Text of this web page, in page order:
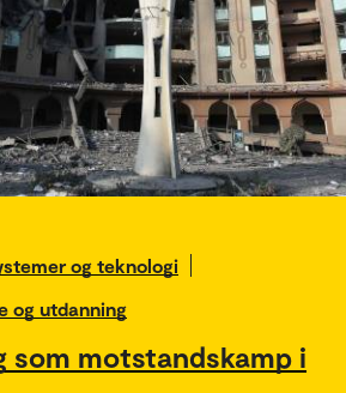
og teknologi
og utdanning
som motstandskamp i